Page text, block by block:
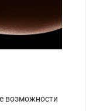
возможности